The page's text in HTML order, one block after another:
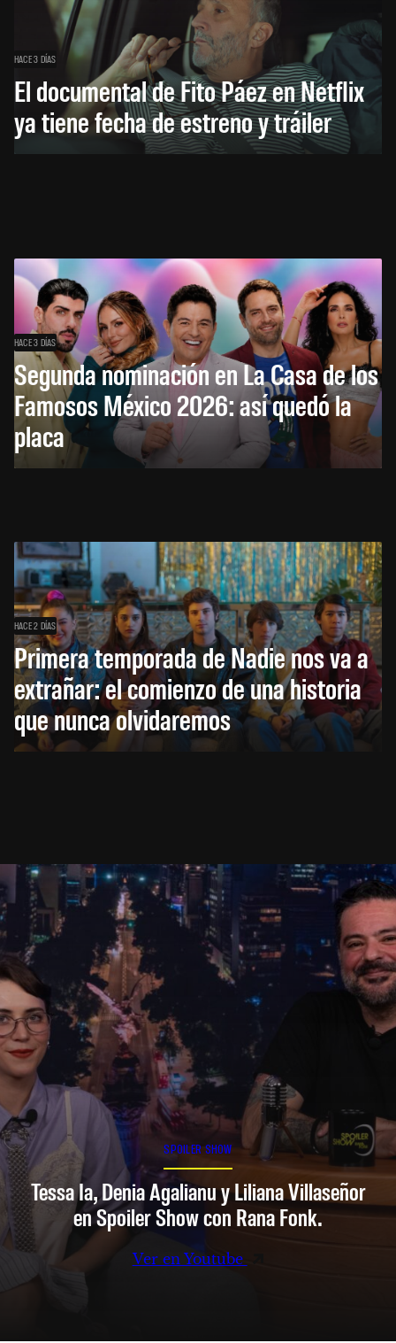
HACE 3 DÍAS
El documental de Fito Páez en Netflix
ya tiene fecha de estreno y tráiler
HACE 3 DÍAS
Segunda nominación en La Casa de los
Famosos México 2026: así quedó la
placa
HACE 2 DÍAS
Primera temporada de Nadie nos va a
extrañar: el comienzo de una historia
que nunca olvidaremos
SPOILER SHOW
Tessa Ia, Denia Agalianu y Liliana Villaseñor
en Spoiler Show con Rana Fonk.
Ver en Youtube